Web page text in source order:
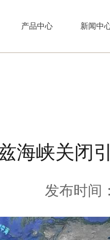
产品中心 新闻中
海峡关闭
发布时间